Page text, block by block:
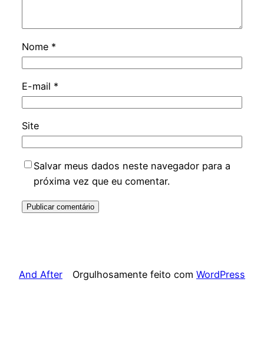
Nome *
E-mail *
Site
Salvar meus dados neste navegador para a
próxima vez que eu comentar.
And After Orgulhosamente feito com WordPress